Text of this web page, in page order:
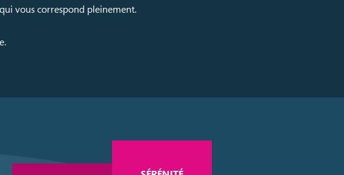
vous correspond pleinement.